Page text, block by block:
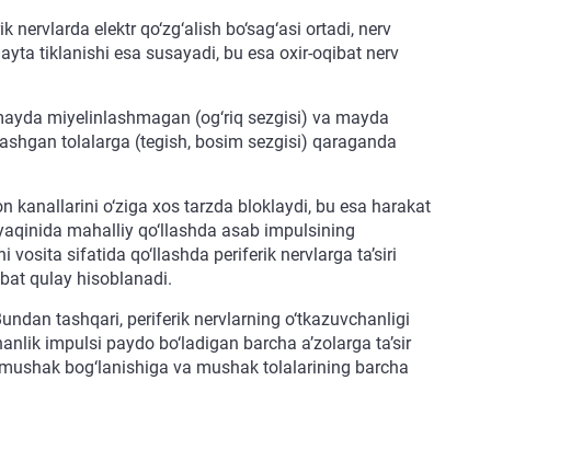
elektr qo‘zg‘alish bo‘sag‘asi ortadi, nerv
tiklanishi esa susayadi, bu esa oxir-oqibat nerv
miyelinlashmagan (og‘riq sezgisi) va mayda
tolalarga (tegish, bosim sezgisi) qaraganda
kanallarini o‘ziga xos tarzda bloklaydi, bu esa harakat
mahalliy qo‘llashda asab impulsining
sifatida qo‘llashda periferik nervlarga ta’siri
qulay hisoblanadi.
tashqari, periferik nervlarning o‘tkazuvchanligi
impulsi paydo bo‘ladigan barcha a’zolarga ta’sir
bog‘lanishiga va mushak tolalarining barcha